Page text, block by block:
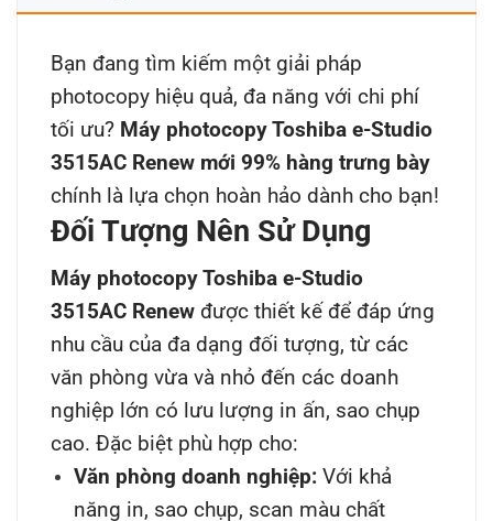
Bạn đang tìm kiếm một giải pháp
photocopy hiệu quả, đa năng với chi phí
tối ưu? Máy photocopy Toshiba e-Studio
3515AC Renew mới 99% hàng trưng bày
chính là lựa chọn hoàn hảo dành cho bạn!
Đối Tượng Nên Sử Dụng
Máy photocopy Toshiba e-Studio
3515AC Renew được thiết kế để đáp ứng
nhu cầu của đa dạng đối tượng, từ các
văn phòng vừa và nhỏ đến các doanh
nghiệp lớn có lưu lượng in ấn, sao chụp
cao. Đặc biệt phù hợp cho:
Văn phòng doanh nghiệp: Với khả
năng in, sao chụp, scan màu chất